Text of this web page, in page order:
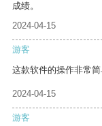
成绩。
2024-04-15
游客
这款软件的操作非常
2024-04-15
游客